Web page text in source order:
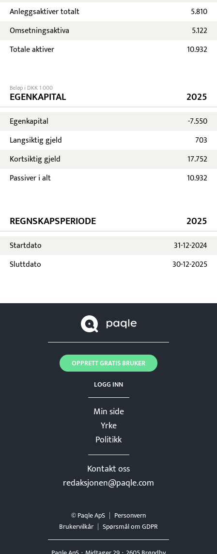
Anleggsaktiver totalt
5.810
Omsetningsaktiva
5.122
Totale aktiver
10.932
Beløp i DKK 1 000
EGENKAPITAL 2025
Egenkapital
-7.550
Langsiktig gjeld
703
Kortsiktig gjeld
17.752
Passiver i alt
10.932
REGNSKAPSPERIODE 2025
Startdato
31-12-2024
Sluttdato
30-12-2025
Min side
Yrke
Politikk
Kontakt oss
redaksjonen@paqle.com
LOGG INN
OPPRETT GRATIS BRUKER
© Paqle ApS
Personvern
Brukervilkår
Spørsmål om GDPR